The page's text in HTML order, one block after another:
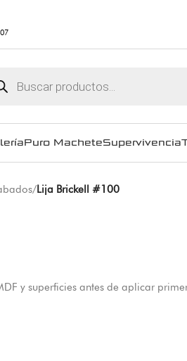
Puro MacheteSupervivencia
/Lija Brickell #100
y superficies antes de aplicar